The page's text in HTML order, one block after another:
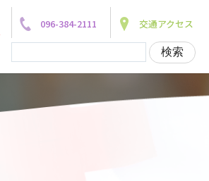
096-384-2111 交通アクセス